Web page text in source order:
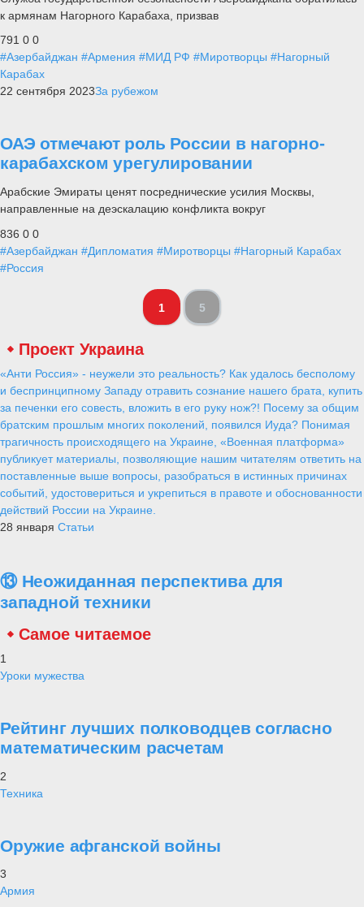
к армянам Нагорного Карабаха, призвав
791 0 0
#Азербайджан #Армения #МИД РФ #Миротворцы #Нагорный
Карабах
22 сентября 2023За рубежом
ОАЭ отмечают роль России в нагорно-
карабахском урегулировании
Арабские Эмираты ценят посреднические усилия Москвы,
направленные на деэскалацию конфликта вокруг
836 0 0
#Азербайджан #Дипломатия #Миротворцы #Нагорный Карабах
#Россия
1 5
Проект Украина
«Анти Россия» - неужели это реальность? Как удалось бесполому
и беспринципному Западу отравить сознание нашего брата, купить
за печенки его совесть, вложить в его руку нож?! Посему за общим
братским прошлым многих поколений, появился Иуда? Понимая
трагичность происходящего на Украине, «Военная платформа»
публикует материалы, позволяющие нашим читателям ответить на
поставленные выше вопросы, разобраться в истинных причинах
событий, удостовериться и укрепиться в правоте и обоснованности
действий России на Украине.
28 января Статьи
⑬ Неожиданная перспектива для
западной техники
Самое читаемое
1
Уроки мужества
Рейтинг лучших полководцев согласно
математическим расчетам
2
Техника
Оружие афганской войны
3
Армия